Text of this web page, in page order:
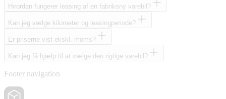
Hvordan fungerer leasing af en fabriksny varebil?
Kan jeg vælge kilometer og leasingperiode?
Er priserne vist ekskl. moms?
Kan jeg få hjælp til at vælge den rigtige varebil?
Footer navigation